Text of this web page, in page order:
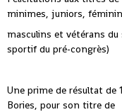
minimes, juniors,
masculins et vétérans
sportif du pré-congrès)
Une prime de résultat de
Bories, pour son titre de